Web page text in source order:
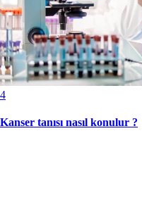
4
Kanser tanısı nasıl konulur ?